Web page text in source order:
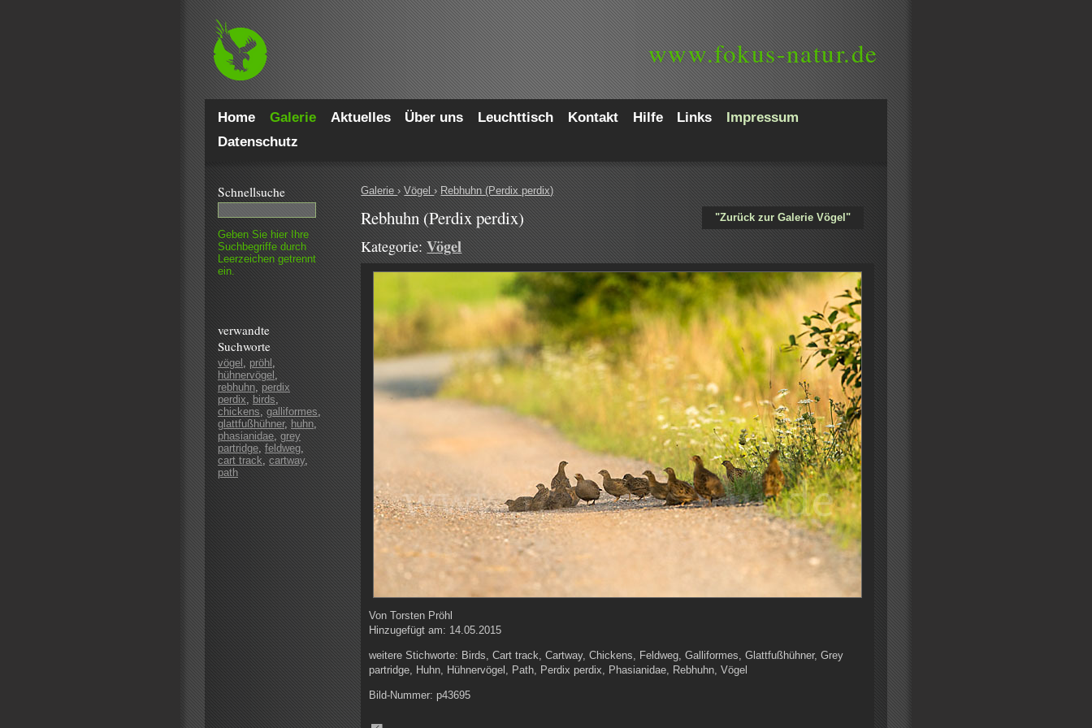
www.fokus-natur.de
Home Galerie Aktuelles Über uns Leuchttisch Kontakt Hilfe Links
Impressum
Datenschutz
Schnell­suche
Geben Sie hier Ihre
Such­begriffe durch
Leer­zeichen getrennt
ein.
verwandte
Suchworte
vögel , pröhl ,
hühnervögel ,
rebhuhn, perdix
perdix, birds,
chickens, galliformes,
glattfußhühner, huhn,
phasianidae, grey
partridge, feldweg,
cart track, cartway,
path
Galerie›Vögel› Rebhuhn (Perdix perdix)
"Zurück zur Galerie Vögel"
Rebhuhn (Perdix perdix)
Kategorie:Vögel
VonTorsten Pröhl
Hinzugefügt am: 14.05.2015
weitere Stichworte: Birds, Cart track, Cartway, Chickens, Feldweg, Galliformes, Glattfußhühner, Grey
partridge, Huhn, Hühnervögel, Path, Perdix perdix, Phasianidae, Rebhuhn, Vögel
Bild-Nummer: p43695